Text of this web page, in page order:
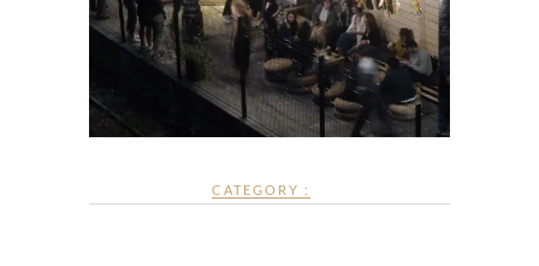
CATEGORY :